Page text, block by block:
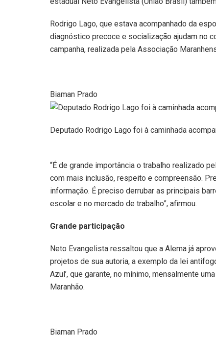
Rodrigo Lago, que estava acompanhado da
diagnóstico precoce e socialização ajudam no
campanha, realizada pela Associação
Biaman Prado
Deputado Rodrigo Lago foi à caminhada
“É de grande importância o trabalho realizado
com mais inclusão, respeito e compreensão.
informação. É preciso derrubar as principais
escolar e no mercado de trabalho”, afirmou.
Grande participação
Neto Evangelista ressaltou que a Alema já
projetos de sua autoria, a exemplo da lei
Azul’, que garante, no mínimo, mensalmente
Maranhão.
Biaman Prado